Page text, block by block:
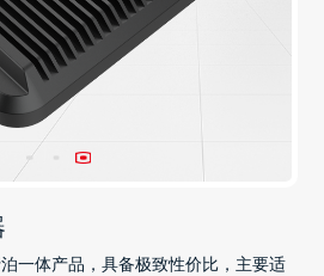
一体产品，具备极致性价比，主要适